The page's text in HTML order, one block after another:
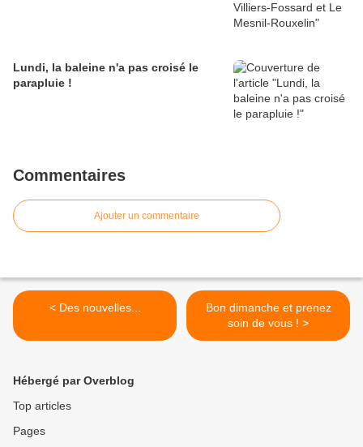
Lundi, la baleine n'a pas croisé le
parapluie !
Commentaires
Ajouter un commentaire
< Des nouvelles...
Bon dimanche et prenez
soin de vous ! >
Hébergé par Overblog
Top articles
Pages